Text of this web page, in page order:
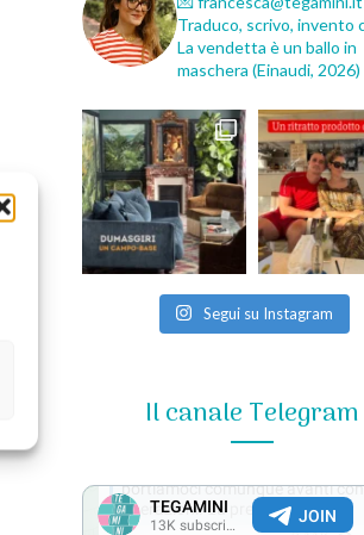
Traduco, scrivo, invento
La vendetta è un ballo in
maschera (Einaudi, 2026)
Segui su Instagram
Il canale Telegram